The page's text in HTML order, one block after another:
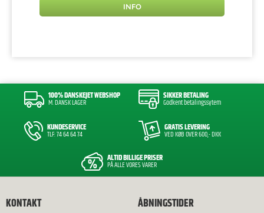
INFO
100% DANSKEJET WEBSHOP
M. DANSK LAGER
SIKKER BETALING
Godkent betalingssytem
KUNDESERVICE
TLF: 74 64 64 74
GRATIS LEVERING
VED KØB OVER 600,- DKK
ALTID BILLIGE PRISER
PÅ ALLE VORES VARER
KONTAKT ÅBNINGSTIDER